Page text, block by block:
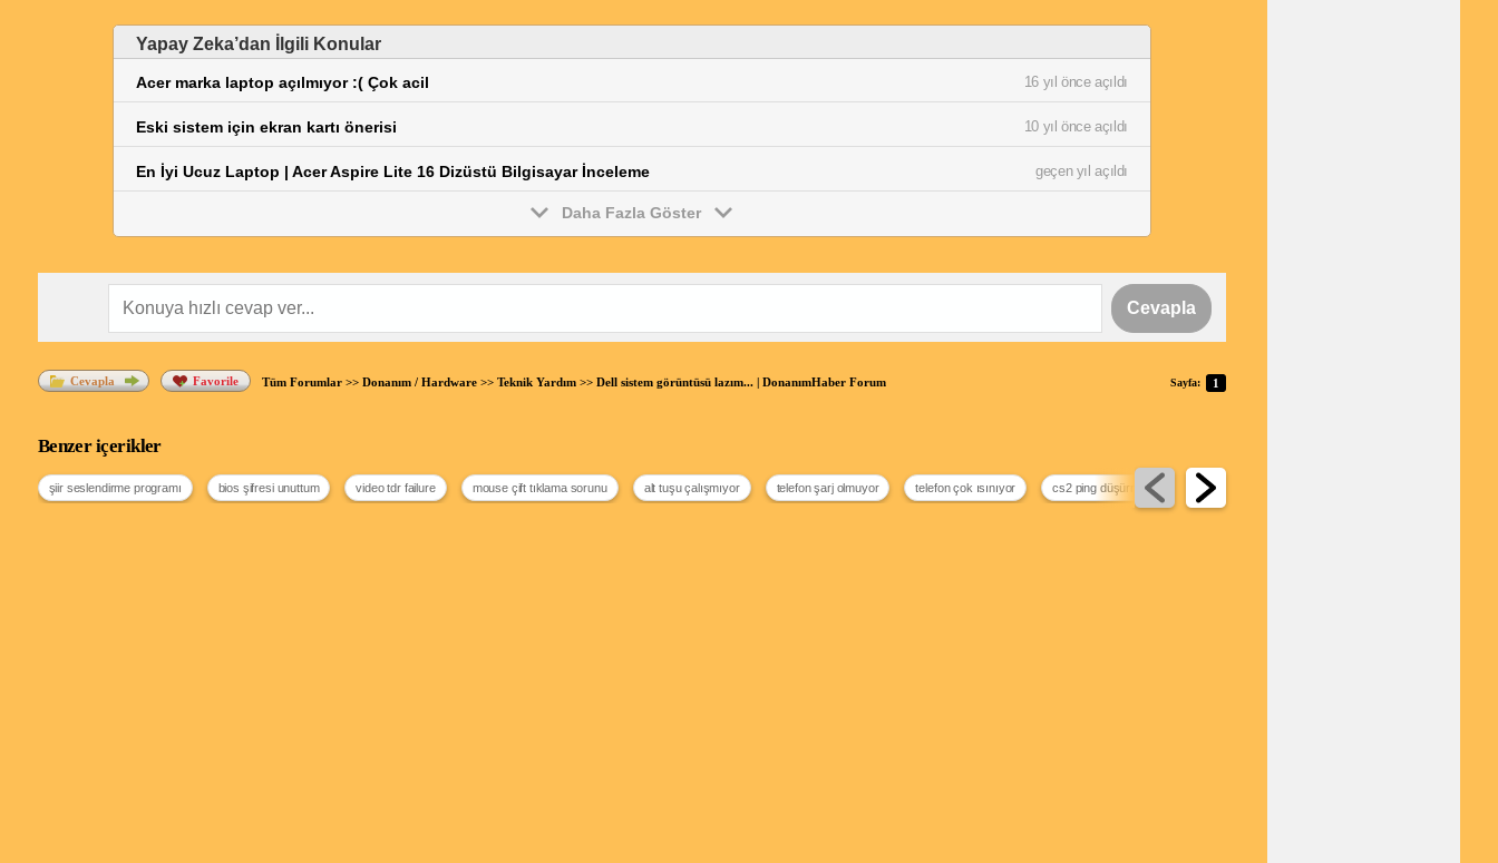
Yapay Zeka’dan İlgili Konular
Acer marka laptop açılmıyor :( Çok acil 16 yıl önce açıldı
Eski sistem için ekran kartı önerisi 10 yıl önce açıldı
En İyi Ucuz Laptop | Acer Aspire Lite 16 Dizüstü Bilgisayar İnceleme geçen yıl açıldı
Daha Fazla Göster
Cevapla
Sayfa: 1
Cevapla Favorile Tüm Forumlar>> Donanım / Hardware>> Teknik Yardım>> Dell sistem görüntüsü lazım... | DonanımHaber Forum
Benzer içerikler
şiir seslendirme programı bios şifresi unuttum video tdr failure mouse çift tıklama sorunu alt tuşu çalışmıyor telefon şarj olmuyor telefon çok ısınıyor cs2 ping düşürme windows 10 ekran görüntüsü alma